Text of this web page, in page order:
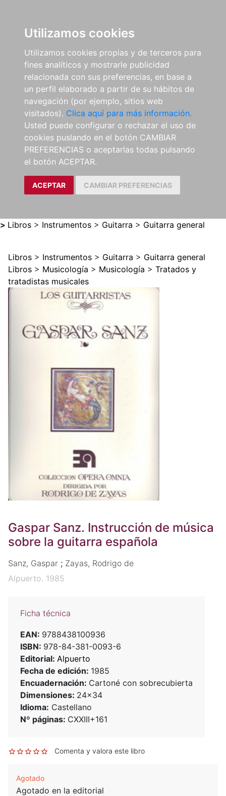
Utilizamos cookies
Utilizamos cookies propias y de terceros para
fines analíticos y mostrarle publicidad
relacionada con sus preferencias, en base a
un perfil elaborado a partir de su hábitos de
navegación (por ejemplo, sitios web
visitados). Clica aquí para más información.
Usted puede configurar o rechazar el uso de
cookies puslando en el botón CAMBIAR
PREFERENCIAS o aceptarlas todas pulsando
el botón ACEPTAR.
ACEPTAR CAMBIAR PREFERENCIAS
> Libros > Instrumentos > Guitarra > Guitarra general
Libros > Instrumentos > Guitarra > Guitarra general
Libros > Musicología > Musicología > Tratados y
tratadistas musicales
Gaspar Sanz. Instrucción de música
sobre la guitarra española
Sanz, Gaspar ; Zayas, Rodrigo de
Alpuerto. 1985
Ficha técnica
EAN: 9788438100936
ISBN: 978-84-381-0093-6
Editorial: Alpuerto
Fecha de edición: 1985
Encuadernación: Cartoné con sobrecubierta
Dimensiones: 24x34
Idioma: Castellano
Nº páginas: CXXIII+161
Comenta y valora este libro
Agotado
Agotado en la editorial